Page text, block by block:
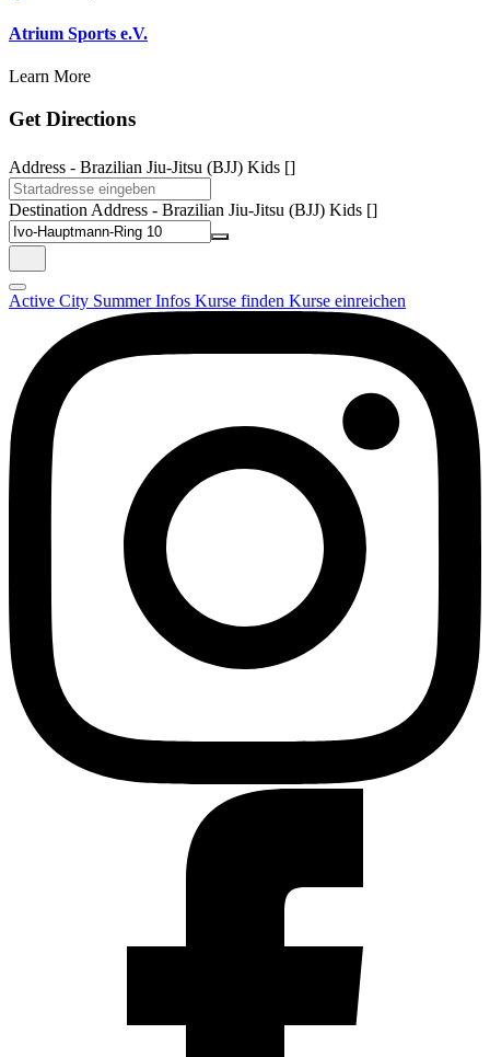
Atrium Sports e.V.
Learn More
Get Directions
Address - Brazilian Jiu-Jitsu (BJJ) Kids []
Destination Address - Brazilian Jiu-Jitsu (BJJ) Kids []
Active City SummerInfos Kurse finden Kurse einreichen